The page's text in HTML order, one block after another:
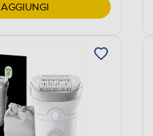
AGGIUNGI